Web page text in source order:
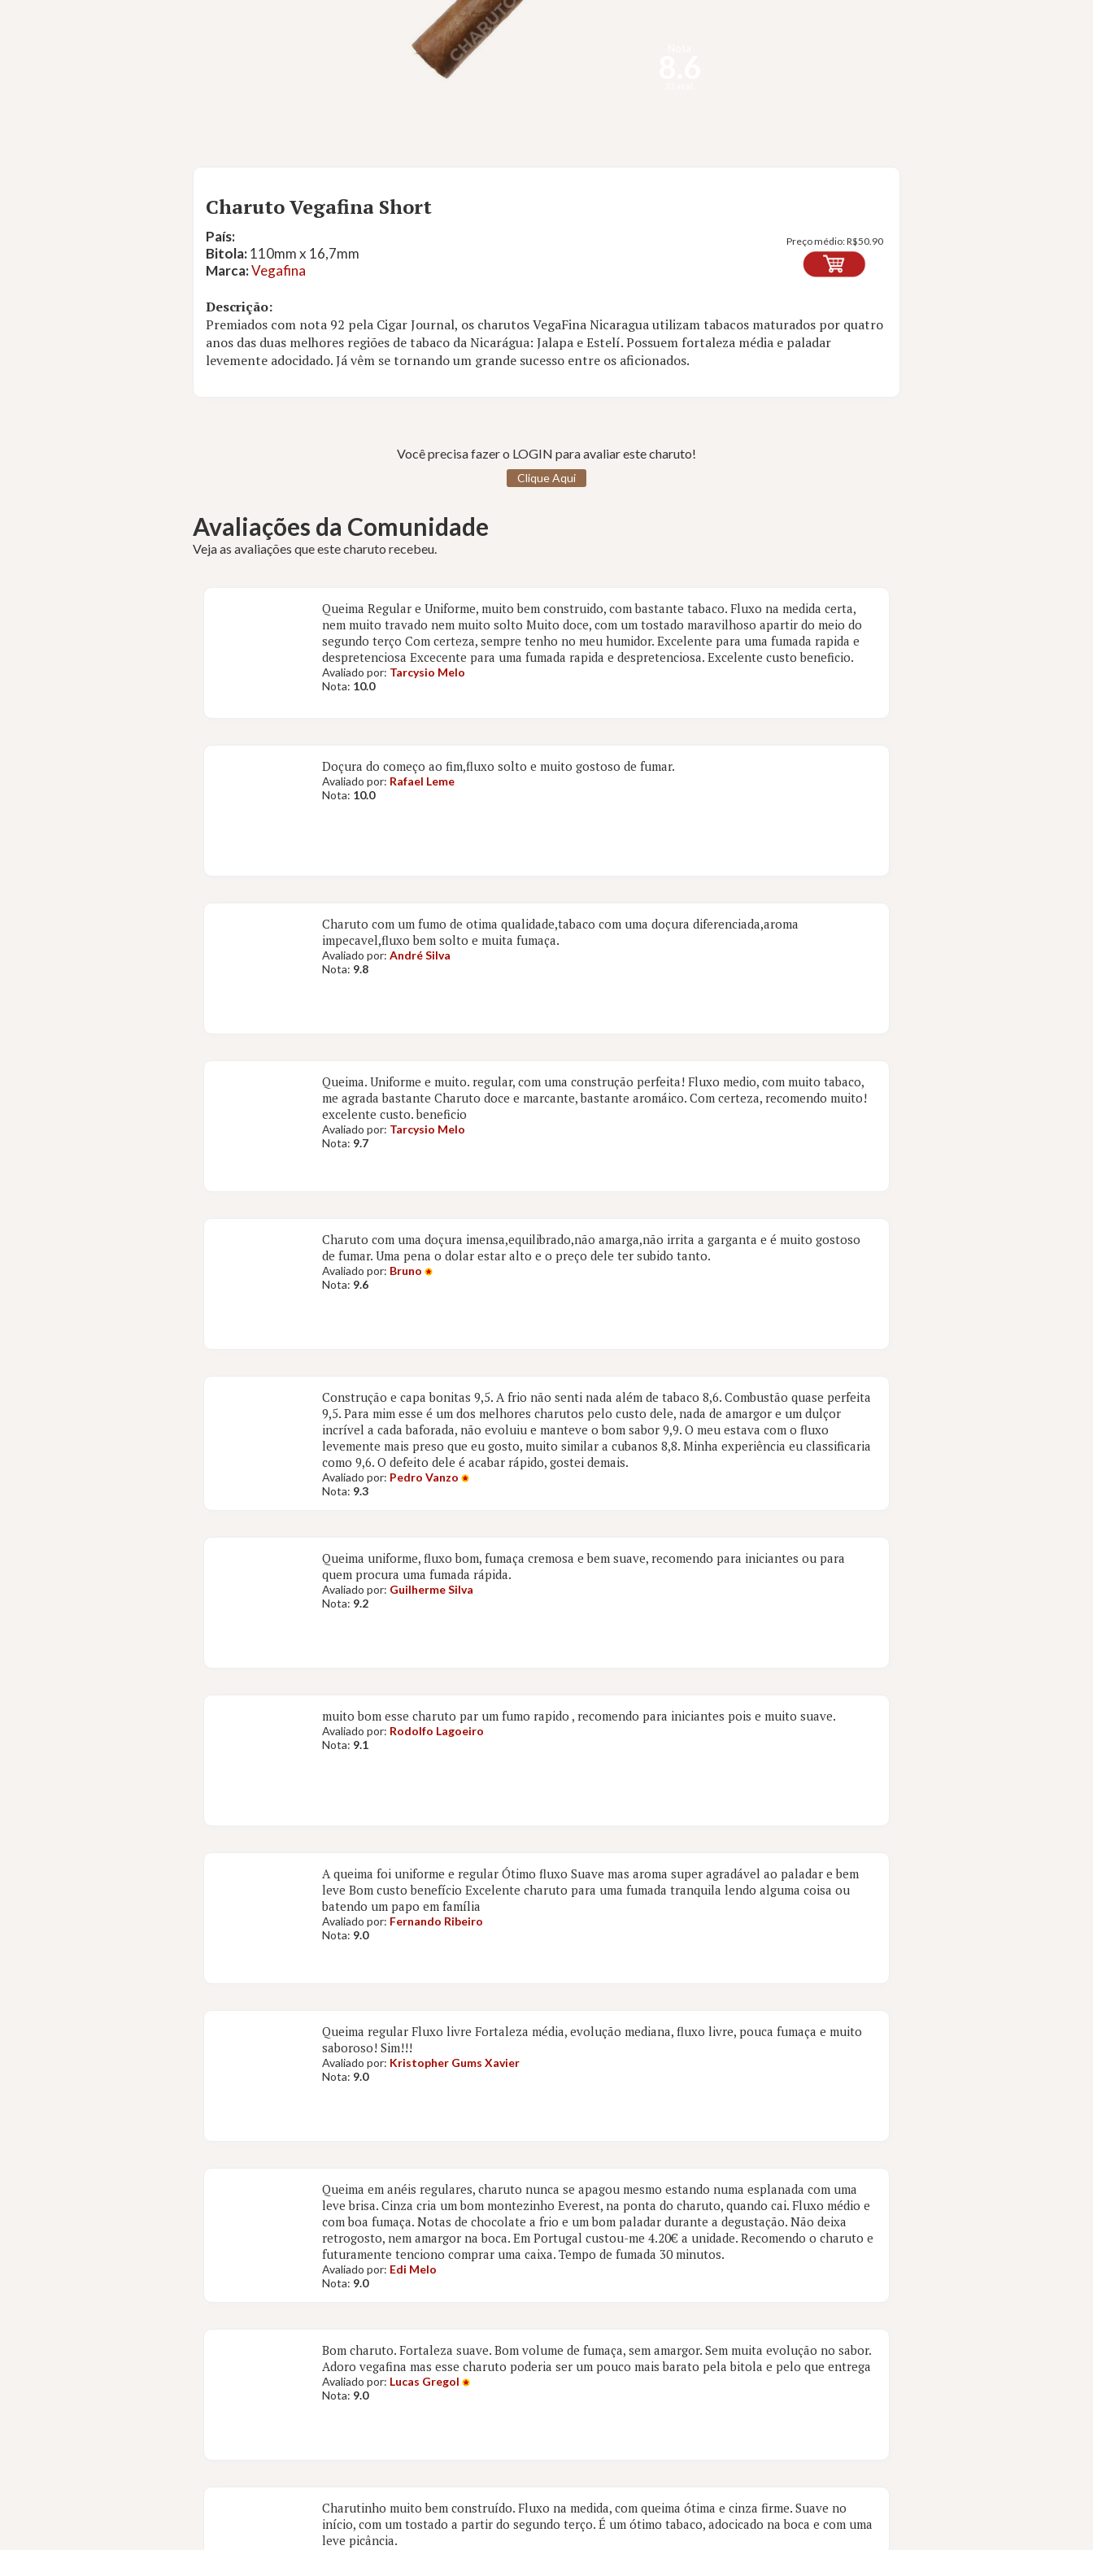
Charuto Vegafina Short
País:
Bitola:110mm x 16,7mm
Marca:Vegafina
Preço médio:R$50.90
Descrição:
Premiados com nota 92 pela Cigar Journal, os charutos VegaFina Nicaragua utilizam tabacos maturados por quatro
anos das duas melhores regiões de tabaco da Nicarágua: Jalapa e Estelí. Possuem fortaleza média e paladar
levemente adocidado. Já vêm se tornando um grande sucesso entre os aficionados.
Você precisa fazer o LOGIN para avaliar este charuto!
Clique Aqui
Avaliações da Comunidade
Veja as avaliações que este charuto recebeu.
Queima Regular e Uniforme, muito bem construido, com bastante tabaco. Fluxo na medida certa,
nem muito travado nem muito solto Muito doce, com um tostado maravilhoso apartir do meio do
segundo terço Com certeza, sempre tenho no meu humidor. Excelente para uma fumada rapida e
despretenciosa Excecente para uma fumada rapida e despretenciosa. Excelente custo beneficio.
Avaliado por: Tarcysio Melo
Nota: 10.0
Doçura do começo ao fim,fluxo solto e muito gostoso de fumar.
Avaliado por: Rafael Leme
Nota: 10.0
Charuto com um fumo de otima qualidade,tabaco com uma doçura diferenciada,aroma
impecavel,fluxo bem solto e muita fumaça.
Avaliado por:André Silva
Nota: 9.8
Queima. Uniforme e muito. regular, com uma construção perfeita! Fluxo medio, com muito tabaco,
me agrada bastante Charuto doce e marcante, bastante aromáico. Com certeza, recomendo muito!
excelente custo. beneficio
Avaliado por: Tarcysio Melo
Nota: 9.7
Charuto com uma doçura imensa,equilibrado,não amarga,não irrita a garganta e é muito gostoso
de fumar. Uma pena o dolar estar alto e o preço dele ter subido tanto.
Avaliado por: Bruno
Nota: 9.6
Construção e capa bonitas 9,5. A frio não senti nada além de tabaco 8,6. Combustão quase perfeita
9,5. Para mim esse é um dos melhores charutos pelo custo dele, nada de amargor e um dulçor
incrível a cada baforada, não evoluiu e manteve o bom sabor 9,9. O meu estava com o fluxo
levemente mais preso que eu gosto, muito similar a cubanos 8,8. Minha experiência eu classificaria
como 9,6. O defeito dele é acabar rápido, gostei demais.
Avaliado por: Pedro Vanzo
Nota: 9.3
Queima uniforme, fluxo bom, fumaça cremosa e bem suave, recomendo para iniciantes ou para
quem procura uma fumada rápida.
Avaliado por: Guilherme Silva
Nota: 9.2
muito bom esse charuto par um fumo rapido , recomendo para iniciantes pois e muito suave.
Avaliado por: Rodolfo Lagoeiro
Nota: 9.1
A queima foi uniforme e regular Ótimo fluxo Suave mas aroma super agradável ao paladar e bem
leve Bom custo benefício Excelente charuto para uma fumada tranquila lendo alguma coisa ou
batendo um papo em família
Avaliado por: Fernando Ribeiro
Nota: 9.0
Queima regular Fluxo livre Fortaleza média, evolução mediana, fluxo livre, pouca fumaça e muito
saboroso! Sim!!!
Avaliado por: Kristopher Gums Xavier
Nota: 9.0
Queima em anéis regulares, charuto nunca se apagou mesmo estando numa esplanada com uma
leve brisa. Cinza cria um bom montezinho Everest, na ponta do charuto, quando cai. Fluxo médio e
com boa fumaça. Notas de chocolate a frio e um bom paladar durante a degustação. Não deixa
retrogosto, nem amargor na boca. Em Portugal custou-me 4.20€ a unidade. Recomendo o charuto e
futuramente tenciono comprar uma caixa. Tempo de fumada 30 minutos.
Avaliado por: Edi Melo
Nota: 9.0
Bom charuto. Fortaleza suave. Bom volume de fumaça, sem amargor. Sem muita evolução no sabor.
Adoro vegafina mas esse charuto poderia ser um pouco mais barato pela bitola e pelo que entrega
Avaliado por: Lucas Gregol
Nota: 9.0
Charutinho muito bem construído. Fluxo na medida, com queima ótima e cinza firme. Suave no
início, com um tostado a partir do segundo terço. É um ótimo tabaco, adocicado na boca e com uma
leve picância.